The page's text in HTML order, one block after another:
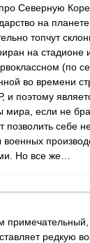
Северную
на
топчут
на стадионе
(по
во времени
поэтому
если не
себе
Но все же…
редкую